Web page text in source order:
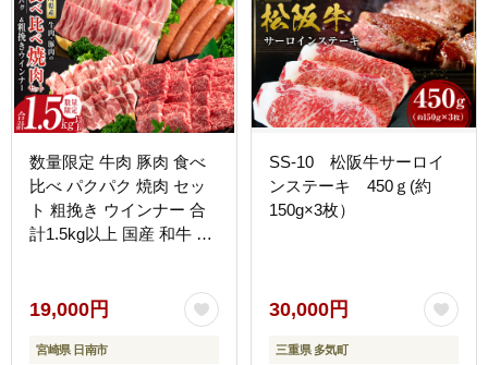
数量限定 牛肉 豚肉 食べ
比べ パクパク 焼肉 セッ
ト 粗挽き ウインナー 合
計1.5kg以上 国産 和牛 ウ
弁当 BBQ キャンプ グラ
ンピング 詰め合わせ おす
すめ お取り寄せ ミヤチク
19,000円
宮崎県 日南市
SS-10 松阪牛サーロイ
ンステーキ 450ｇ(約
150g×3枚）
30,000円
三重県 多気町